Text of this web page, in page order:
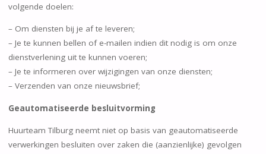
volgende doelen:
– Om diensten bij je af te leveren;
– Je te kunnen bellen of e-mailen indien dit nodig is om onze
dienstverlening uit te kunnen voeren;
– Je te informeren over wijzigingen van onze diensten;
– Verzenden van onze nieuwsbrief;
Geautomatiseerde besluitvorming
Huurteam Tilburg neemt niet op basis van geautomatiseerde
verwerkingen besluiten over zaken die (aanzienlijke) gevolgen